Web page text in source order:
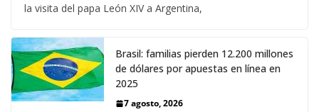
la visita del papa León XIV a Argentina,
Brasil: familias pierden 12.200 millones
de dólares por apuestas en línea en
2025
7 agosto, 2026